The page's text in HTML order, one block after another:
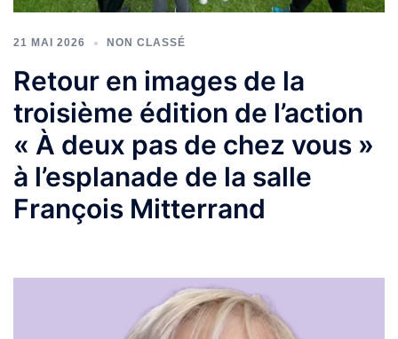
21 MAI 2026 NON CLASSÉ
Retour en images de la
troisième édition de l’action
« À deux pas de chez vous »
à l’esplanade de la salle
François Mitterrand